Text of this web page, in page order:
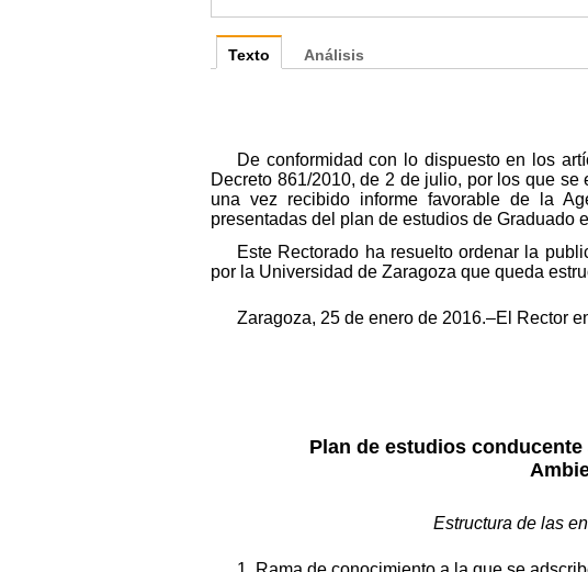
Texto
De conformidad con lo dispuesto en los
Decreto 861/2010, de 2 de julio, por los que
una vez recibido informe favorable de la
presentadas del plan de estudios de Graduado
Este Rectorado ha resuelto ordenar la
por la Universidad de Zaragoza que queda
Zaragoza, 25 de enero de 2016.–El Rector
Plan de estudios
Estructura de las
Análisis